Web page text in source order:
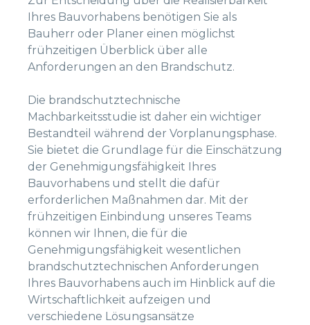
Ihres Bauvorhabens benötigen Sie als
Bauherr oder Planer einen möglichst
frühzeitigen Überblick über alle
Anforderungen an den Brandschutz.
Die brandschutztechnische
Machbarkeitsstudie ist daher ein wichtiger
Bestandteil während der Vorplanungsphase.
Sie bietet die Grundlage für die Einschätzung
der Genehmigungsfähigkeit Ihres
Bauvorhabens und stellt die dafür
erforderlichen Maßnahmen dar. Mit der
frühzeitigen Einbindung unseres Teams
können wir Ihnen, die für die
Genehmigungsfähigkeit wesentlichen
brandschutztechnischen Anforderungen
Ihres Bauvorhabens auch im Hinblick auf die
Wirtschaftlichkeit aufzeigen und
verschiedene Lösungsansätze